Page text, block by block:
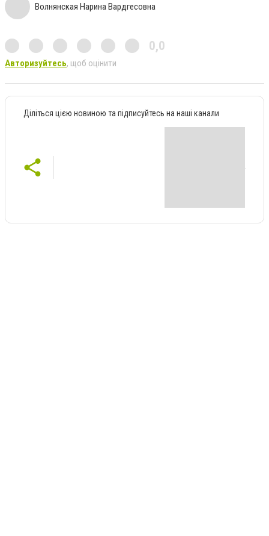
Волнянская Нарина Вардгесовна
0,0
Авторизуйтесь, щоб оцінити
Діліться цією новиною та підписуйтесь на наші канали